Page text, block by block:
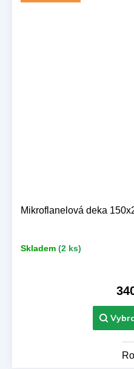
Mikroflanelová deka
Skladem (2 ks)